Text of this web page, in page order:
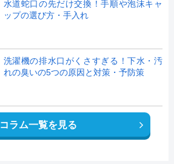
水道蛇口の先だけ交換！手順や泡沫キャ
ップの選び方・手入れ
洗濯機の排水口がくさすぎる！下水・汚
れの臭いの5つの原因と対策・予防策
コラム一覧を見る